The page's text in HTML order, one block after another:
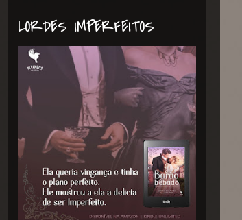
LORDES IMPERFEITOS